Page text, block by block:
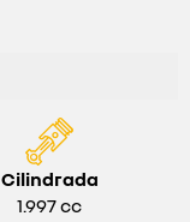
Cilindrada
1.997 cc